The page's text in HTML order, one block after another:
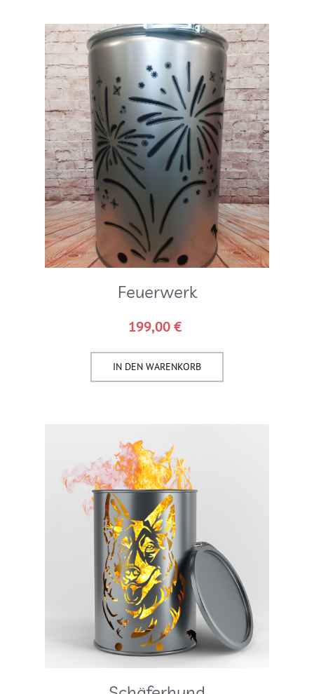
Feuerwerk
199,00€
IN DEN WARENKORB​